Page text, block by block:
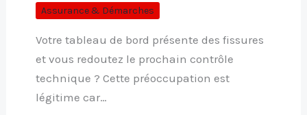
Assurance & Démarches
Votre tableau de bord présente des fissures
et vous redoutez le prochain contrôle
technique ? Cette préoccupation est
légitime car…